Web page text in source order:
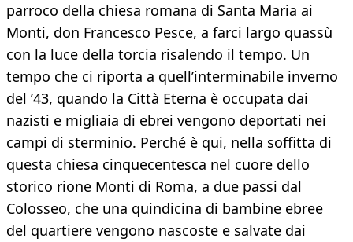
parroco della chiesa romana di Santa Maria ai
Monti, don Francesco Pesce, a farci largo quassù
con la luce della torcia risalendo il tempo. Un
tempo che ci riporta a quell’interminabile inverno
del ’43, quando la Città Eterna è occupata dai
nazisti e migliaia di ebrei vengono deportati nei
campi di sterminio. Perché è qui, nella soffitta di
questa chiesa cinquecentesca nel cuore dello
storico rione Monti di Roma, a due passi dal
Colosseo, che una quindicina di bambine ebree
del quartiere vengono nascoste e salvate dai